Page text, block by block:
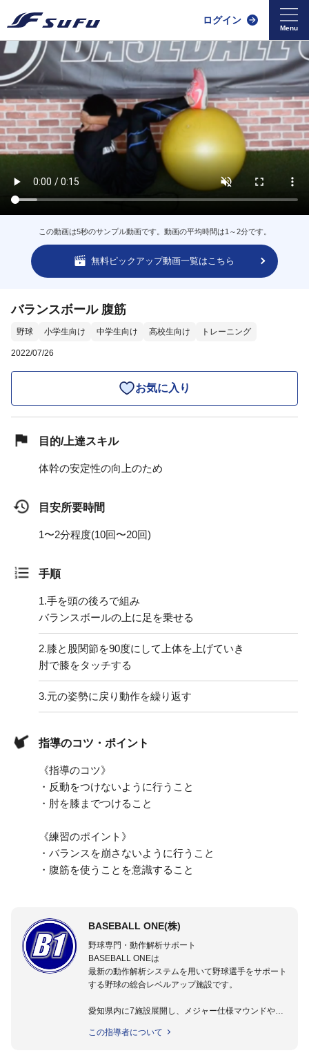
ログイン
この動画は5秒のサンプル動画です。動画の平均時間は1～2分です。
無料ピックアップ動画一覧はこちら
バランスボール 腹筋
野球 小学生向け 中学生向け 高校生向け トレーニング
2022/07/26
お気に入り
目的/上達スキル
体幹の安定性の向上のため
目安所要時間
1〜2分程度(10回〜20回)
手順
1.手を頭の後ろで組み
バランスボールの上に足を乗せる
2.膝と股関節を90度にして上体を上げていき
肘で膝をタッチする
3.元の姿勢に戻り動作を繰り返す
指導のコツ・ポイント
《指導のコツ》
・反動をつけないように行うこと
・肘を膝までつけること
《練習のポイント》
・バランスを崩さないように行うこと
・腹筋を使うことを意識すること
BASEBALL ONE(株)
野球専門・動作解析サポート
BASEBALL ONEは
最新の動作解析システムを用いて野球選手をサポート
する野球の総合レベルアップ施設です。
愛知県内に7施設展開し、メジャー仕様マウンドやト
動作解析システムを用いて、小学生からプロ野球選手
この指導者について